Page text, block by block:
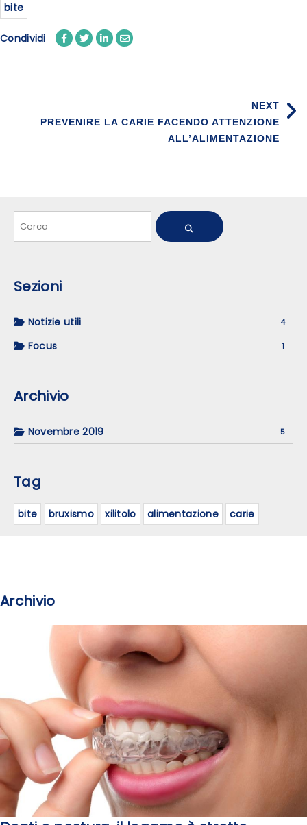
bite
Condividi
NEXT
PREVENIRE LA CARIE FACENDO ATTENZIONE
ALL’ALIMENTAZIONE
Sezioni
Notizie utili 4
Focus 1
Archivio
Novembre 2019 5
Tag
bite bruxismo xilitolo alimentazione carie
Archivio